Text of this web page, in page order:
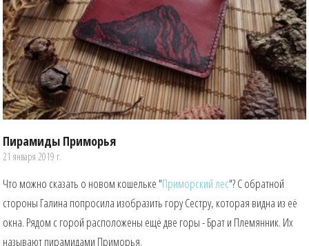
Пирамиды Приморья
21 января 2019 г.
Что можно сказать о новом кошельке "Приморский лес"? С обратной
стороны Галина попросила изобразить гору Сестру, которая видна из её
окна. Рядом с горой расположены ещё две горы - Брат и Племянник. Их
называют пирамидами Приморья.